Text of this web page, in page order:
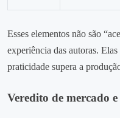
Esses elementos não são
experiência das autoras.
praticidade supera a
Veredito de mercado